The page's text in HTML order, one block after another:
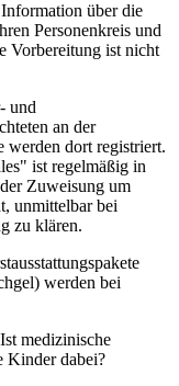
über die
Personenkreis und
Vorbereitung ist nicht
und
an der
werden dort registriert.
ist regelmäßig in
Zuweisung um
unmittelbar bei
zu klären.
werden bei
medizinische
Kinder dabei?